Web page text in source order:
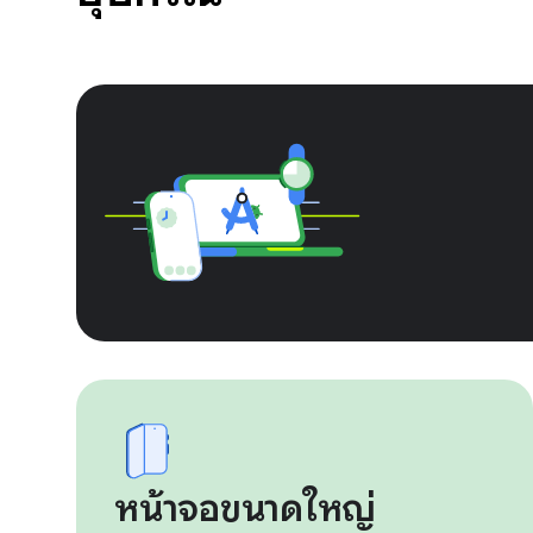
หน้าจอขนาดใหญ่